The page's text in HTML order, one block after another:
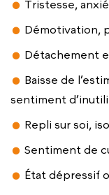
Tristesse,
Démotivation,
Détachement
Baisse de
sentiment
Repli sur soi,
Sentiment de
État dépressif